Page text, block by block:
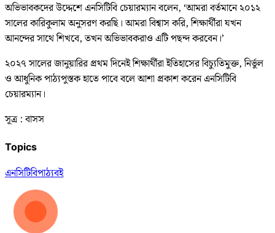
অভিভাবকদের উদ্দেশে এনসিটিবি চেয়ারম্যান বলেন, ‘আমরা বর্তমানে ২০১২
সালের কারিকুলাম অনুসরণ করছি। আমরা বিশ্বাস করি, শিক্ষার্থীরা যখন
আনন্দের সাথে শিখবে, তখন অভিভাবকরাও এটি পছন্দ করবেন।’
২০২৭ সালের জানুয়ারির প্রথম দিনেই শিক্ষার্থীরা ইতিহাসের বিচ্যুতিমুক্ত, নির্ভুল
ও আধুনিক পাঠ্যপুস্তক হাতে পাবে বলে আশা প্রকাশ করেন এনসিটিবি
চেয়ারম্যান।
সূত্র : বাসস
Topics
এনসিটিবিপাঠ্যবই